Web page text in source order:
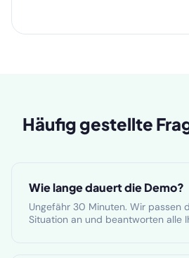
Häufig gestellte
Wie lange dauert die Demo?
Ungefähr 30 Minuten. Wir passen
Situation an und beantworten alle